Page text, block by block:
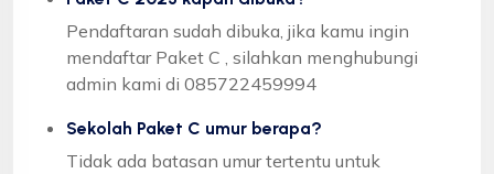
Pendaftaran sudah dibuka, jika kamu ingin
mendaftar Paket C , silahkan menghubungi
admin kami di 085722459994
Sekolah Paket C umur berapa?
Tidak ada batasan umur tertentu untuk